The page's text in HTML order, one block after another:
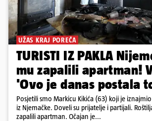
UŽAS KRAJ POREČA
TURISTI IZ PAKLA
mu zapalili apartman!
'Ovo je danas postala
Posjetili smo Markicu Kikića (63) koji je
iz Njemačke. Doveli su prijatelje i partijali.
zapalili apartman. Očajan je...